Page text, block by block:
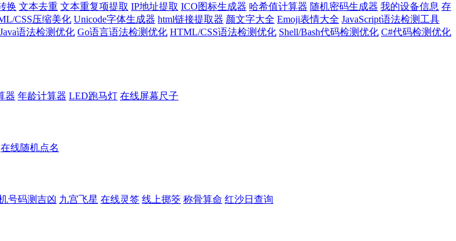
换 文本去重 文本重复项提取 IP地址提取 ICO图标生成器 哈希值计算器 随机密码生成器 我的设备信息 存
CSS压缩美化 Unicode字体生成器 html链接提取器 颜文字大全 Emoji表情大全 JavaScript语法检测工具
Java语法检测优化 Go语言语法检测优化 HTML/CSS语法检测优化 Shell/Bash代码检测优化 C#代码检测优化
器 年龄计算器 LED跑马灯 在线屏幕尺子
在线随机点名
号码测吉凶 九宫飞星 在线灵签 线上掷筊 称骨算命 红沙日查询